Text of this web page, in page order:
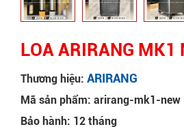
LOA ARIRANG MK1
Thương hiệu: ARIRANG
Mã sản phẩm: arirang-mk1-new
Bảo hành: 12 tháng